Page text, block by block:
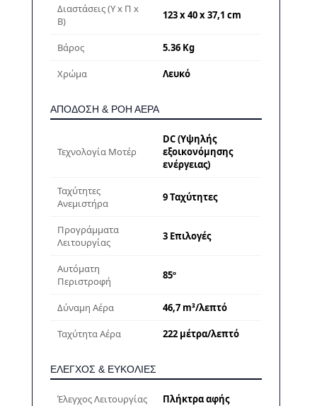
Διαστάσεις (Υ x Π x
Β)
123 x 40 x 37,1 cm
Βάρος 5.36 Kg
Χρώμα Λευκό
ΑΠΌΔΟΣΗ & ΡΟΉ ΑΈΡΑ
Τεχνολογία Μοτέρ
DC (Υψηλής
εξοικονόμησης
ενέργειας)
Ταχύτητες
Ανεμιστήρα
9 Ταχύτητες
Προγράμματα
Λειτουργίας
3 Επιλογές
Αυτόματη
Περιστροφή
85º
Δύναμη Αέρα 46,7 m³/λεπτό
Ταχύτητα Αέρα 222 μέτρα/λεπτό
ΈΛΕΓΧΟΣ & ΕΥΚΟΛΊΕΣ
Έλεγχος Λειτουργίας Πλήκτρα αφής